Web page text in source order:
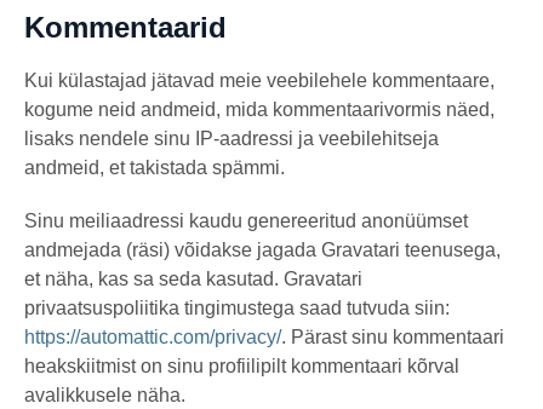
Kommentaarid
Kui külastajad jätavad meie veebilehele kommentaare,
kogume neid andmeid, mida kommentaarivormis näed,
lisaks nendele sinu IP-aadressi ja veebilehitseja
andmeid, et takistada spämmi.
Sinu meiliaadressi kaudu genereeritud anonüümset
andmejada (räsi) võidakse jagada Gravatari teenusega,
et näha, kas sa seda kasutad. Gravatari
privaatsuspoliitika tingimustega saad tutvuda siin:
https://automattic.com/privacy/. Pärast sinu kommentaari
heakskiitmist on sinu profiilipilt kommentaari kõrval
avalikkusele näha.